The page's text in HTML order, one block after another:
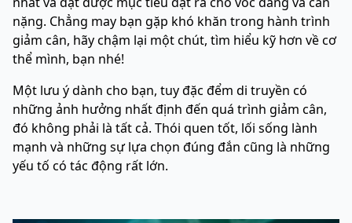
nặng. Chẳng may bạn gặp khó khăn trong hành trình
giảm cân, hãy chậm lại một chút, tìm hiểu kỹ hơn về cơ
thể mình, bạn nhé!
Một lưu ý dành cho bạn, tuy đặc đểm di truyền có
những ảnh hưởng nhất định đến quá trình giảm cân,
đó không phải là tất cả. Thói quen tốt, lối sống lành
mạnh và những sự lựa chọn đúng đắn cũng là những
yếu tố có tác động rất lớn.